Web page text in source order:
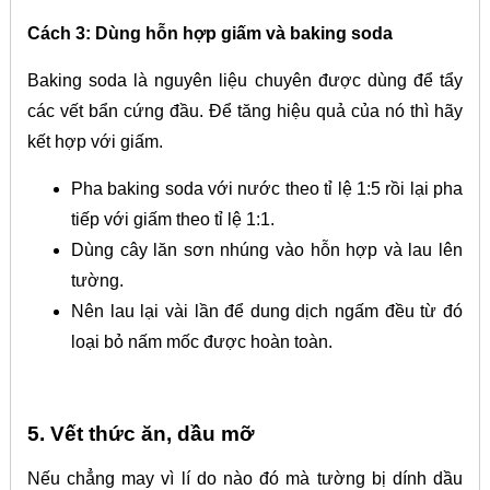
Cách 3: Dùng hỗn hợp giấm và baking soda
Baking soda là nguyên liệu chuyên được dùng để tẩy
các vết bẩn cứng đầu. Để tăng hiệu quả của nó thì hãy
kết hợp với giấm.
Pha baking soda với nước theo tỉ lệ 1:5 rồi lại pha
tiếp với giấm theo tỉ lệ 1:1.
Dùng cây lăn sơn nhúng vào hỗn hợp và lau lên
tường.
Nên lau lại vài lần để dung dịch ngấm đều từ đó
loại bỏ nấm mốc được hoàn toàn.
5. Vết thức ăn, dầu mỡ
Nếu chẳng may vì lí do nào đó mà tường bị dính dầu